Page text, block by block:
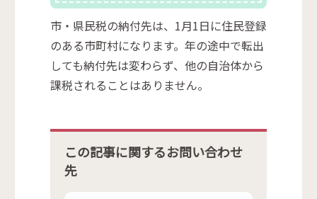
市・県民税の納付先は、1月1日に住民登録
のある市町村になります。年の途中で転出
しても納付先は変わらず、他の自治体から
課税されることはありません。
この記事に関するお問い合わせ
先